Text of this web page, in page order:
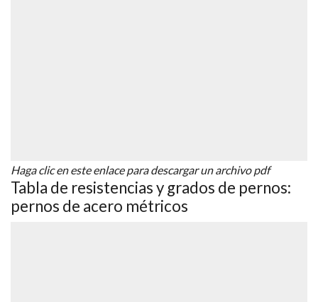
Haga clic en este enlace para descargar un archivo pdf
Tabla de resistencias y grados de pernos:
pernos de acero métricos